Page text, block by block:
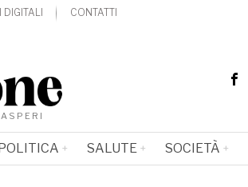
DIGITALI CONTATTI
SALUTE SOCIETÀ